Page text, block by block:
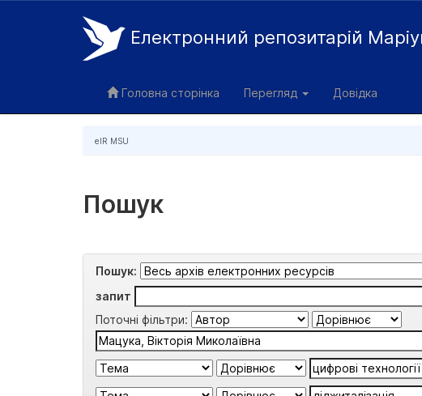
Електронний репозитарій
Головна сторінка Перегляд Довідка
eIR MSU
Пошук
Пошук:
запит
Поточні фільтри: